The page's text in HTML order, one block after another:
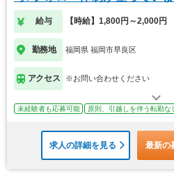
給与 【時給】1,800円～2,000円
勤務地 福岡県 福岡市早良区
アクセス ※お問い合わせください
未経験者も応募可能 原則、引越しを伴う転勤なし
求人の詳細を見る 最新の